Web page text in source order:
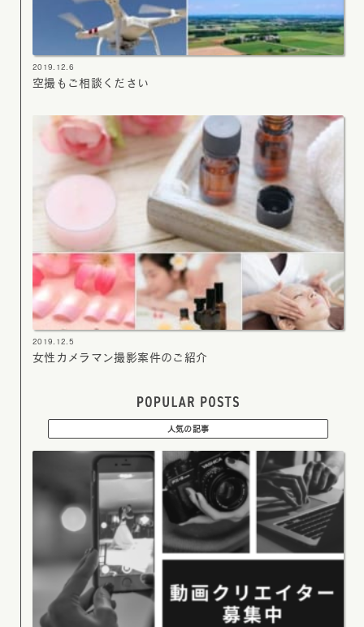
2019.12.6
空撮もご相談ください
2019.12.5
女性カメラマン撮影案件のご紹介
人気の記事